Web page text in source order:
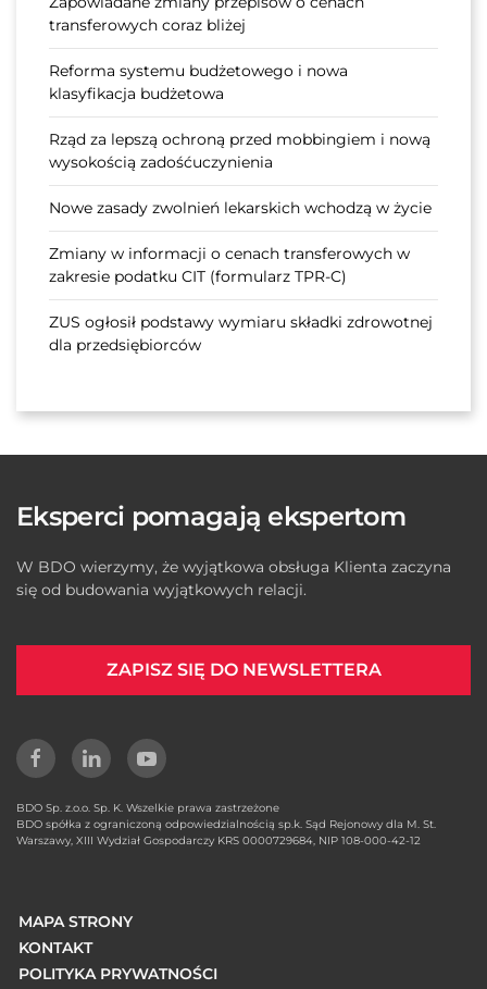
transferowych coraz bliżej
Reforma systemu budżetowego i nowa
klasyfikacja budżetowa
Rząd za lepszą ochroną przed mobbingiem i nową
wysokością zadośćuczynienia
Nowe zasady zwolnień lekarskich wchodzą w życie
Zmiany w informacji o cenach transferowych w
zakresie podatku CIT (formularz TPR-C)
ZUS ogłosił podstawy wymiaru składki zdrowotnej
dla przedsiębiorców
Eksperci pomagają ekspertom
W BDO wierzymy, że wyjątkowa obsługa Klienta zaczyna
się od budowania wyjątkowych relacji.
ZAPISZ SIĘ DO NEWSLETTERA
BDO Sp. z.o.o. Sp. K. Wszelkie prawa zastrzeżone
BDO spółka z ograniczoną odpowiedzialnością sp.k. Sąd Rejonowy dla M. St.
Warszawy, XIII Wydział Gospodarczy KRS 0000729684, NIP 108-000-42-12
MAPA STRONY
KONTAKT
POLITYKA PRYWATNOŚCI